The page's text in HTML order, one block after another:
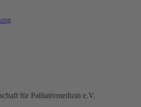
für Palliativmedizin e.V.